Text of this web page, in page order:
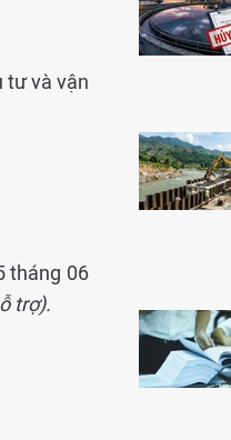
tư và vận
tháng 06
trợ).